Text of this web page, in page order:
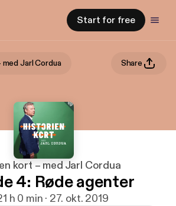
Start for free
Jarl Cordua Share
kort – med Jarl Cordua
4: Røde agenter
1 h 0 min · 27. okt. 2019